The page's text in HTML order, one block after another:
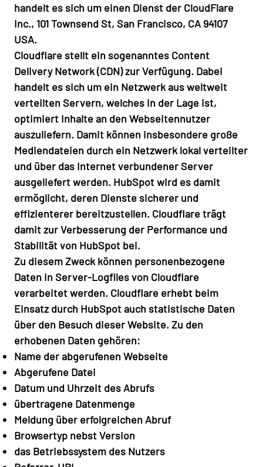
handelt es sich um einen Dienst der CloudFlare
Inc., 101 Townsend St, San Francisco, CA 94107
USA.
Cloudflare stellt ein sogenanntes Content
Delivery Network (CDN) zur Verfügung. Dabei
handelt es sich um ein Netzwerk aus weltweit
verteilten Servern, welches in der Lage ist,
optimiert Inhalte an den Webseitennutzer
auszuliefern. Damit können insbesondere große
Mediendateien durch ein Netzwerk lokal verteilter
und über das Internet verbundener Server
ausgeliefert werden. HubSpot wird es damit
ermöglicht, deren Dienste sicherer und
effizienterer bereitzustellen. Cloudflare trägt
damit zur Verbesserung der Performance und
Stabilität von HubSpot bei.
Zu diesem Zweck können personenbezogene
Daten in Server-Logfiles von Cloudflare
verarbeitet werden. Cloudflare erhebt beim
Einsatz durch HubSpot auch statistische Daten
über den Besuch dieser Website. Zu den
erhobenen Daten gehören:
Name der abgerufenen Webseite
Abgerufene Datei
Datum und Uhrzeit des Abrufs
übertragene Datenmenge
Meldung über erfolgreichen Abruf
Browsertyp nebst Version
das Betriebssystem des Nutzers